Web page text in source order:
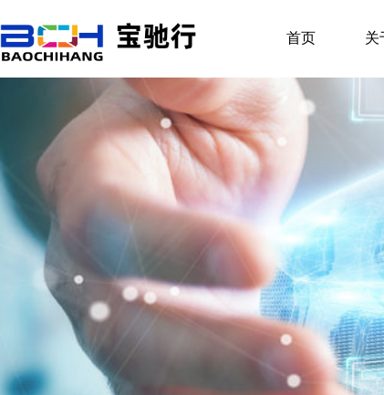
首页 关